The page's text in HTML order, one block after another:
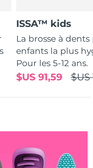
ISSA™ kids
La brosse à
enfants la plus
Pour les 5-12 ans.
$US
$US 91,59
Livraison estimée 8/10/26
estimée8/10/26
Livraison estimée8/9/26
estimée8/15/26